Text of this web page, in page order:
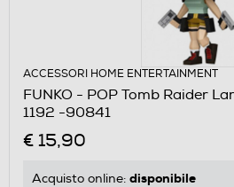
ACCESSORI HOME ENTERTAINMENT
FUNKO - POP Tomb Raider
1192 -90841
€ 15,90
Acquisto online: disponibile